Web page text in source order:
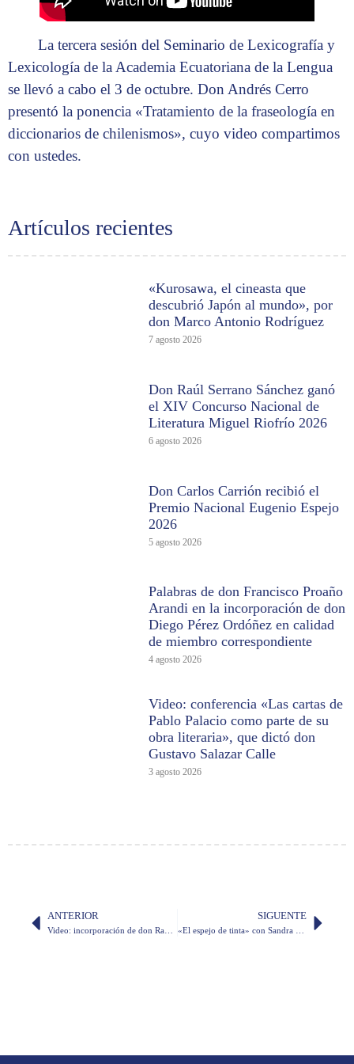
Artículos recientes
«Kurosawa, el cineasta que
descubrió Japón al mundo», por
don Marco Antonio Rodríguez
7 agosto 2026
Don Raúl Serrano Sánchez ganó
el XIV Concurso Nacional de
Literatura Miguel Riofrío 2026
6 agosto 2026
Don Carlos Carrión recibió el
Premio Nacional Eugenio Espejo
2026
5 agosto 2026
Palabras de don Francisco Proaño
Arandi en la incorporación de don
Diego Pérez Ordóñez en calidad
de miembro correspondiente
4 agosto 2026
Video: conferencia «Las cartas de
Pablo Palacio como parte de su
obra literaria», que dictó don
Gustavo Salazar Calle
3 agosto 2026
La tercera sesión del Seminario de Lexicografía y
Lexicología de la Academia Ecuatoriana de la Lengua
se llevó a cabo el 3 de octubre. Don Andrés Cerro
presentó la ponencia «Tratamiento de la fraseología en
diccionarios de chilenismos», cuyo video compartimos
con ustedes.
ANTERIOR SIGUENTE